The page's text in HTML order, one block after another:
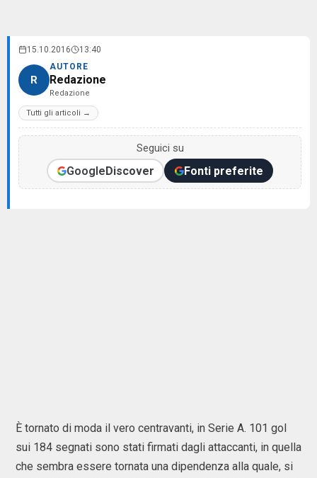
15.10.2016 13:40
R
AUTORE
Redazione
Redazione
Tutti gli articoli →
Seguici su
GoogleDiscover Fonti preferite
È tornato di moda il vero centravanti, in Serie A. 101 gol
sui 184 segnati sono stati firmati dagli attaccanti, in quella
che sembra essere tornata una dipendenza alla quale, si